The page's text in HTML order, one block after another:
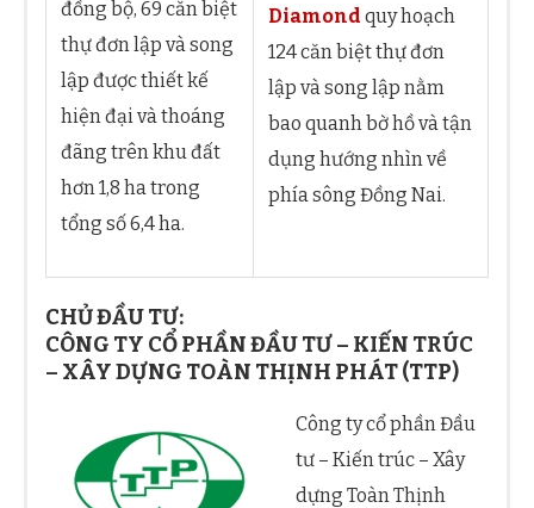
đồng bộ, 69 căn biệt
thự đơn lập và song
lập được thiết kế
hiện đại và thoáng
đãng trên khu đất
hơn 1,8 ha trong
tổng số 6,4 ha.
Diamond quy hoạch
124 căn biệt thự đơn
lập và song lập nằm
bao quanh bờ hồ và tận
dụng hướng nhìn về
phía sông Đồng Nai.
CHỦ ĐẦU TƯ:
CÔNG TY CỔ PHẦN ĐẦU TƯ – KIẾN TRÚC
– XÂY DỰNG TOÀN THỊNH PHÁT (TTP)
Công ty cổ phần Đầu
tư – Kiến trúc – Xây
dựng Toàn Thịnh